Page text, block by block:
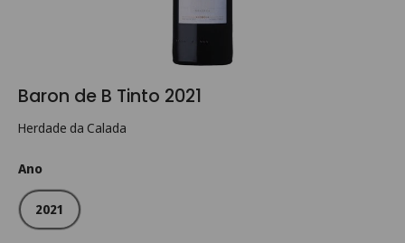
Baron de B Tinto 2021
Herdade da Calada
Ano
2021